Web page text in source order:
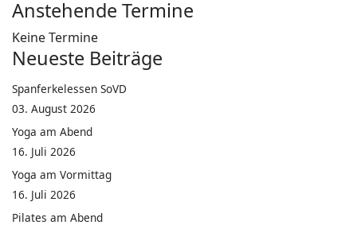
Anstehende Termine
Keine Termine
Neueste Beiträge
Spanferkelessen SoVD
03. August 2026
Yoga am Abend
16. Juli 2026
Yoga am Vormittag
16. Juli 2026
Pilates am Abend